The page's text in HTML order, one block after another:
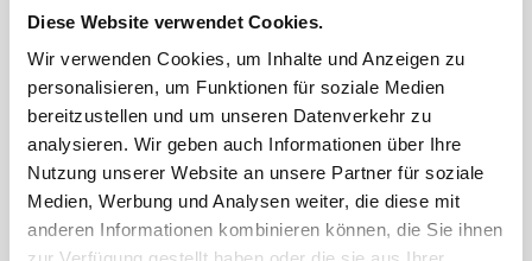
Diese Website verwendet Cookies.
Wir verwenden Cookies, um Inhalte und Anzeigen zu
personalisieren, um Funktionen für soziale Medien
bereitzustellen und um unseren Datenverkehr zu
analysieren. Wir geben auch Informationen über Ihre
Nutzung unserer Website an unsere Partner für soziale
Medien, Werbung und Analysen weiter, die diese mit
anderen Informationen kombinieren können, die Sie ihnen